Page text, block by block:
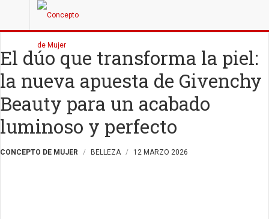
El dúo que transforma la piel:
la nueva apuesta de Givenchy
Beauty para un acabado
luminoso y perfecto
CONCEPTO DE MUJER BELLEZA 12 MARZO 2026